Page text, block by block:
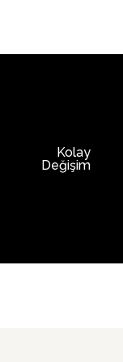
Kolay
Değişim